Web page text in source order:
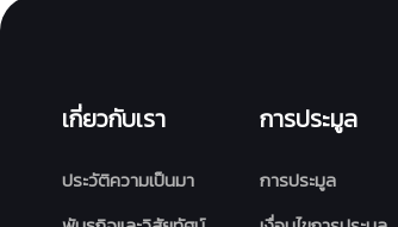
เกี่ยวกับเรา
ประวัติความเป็นมา
การประมูล
การประมูล